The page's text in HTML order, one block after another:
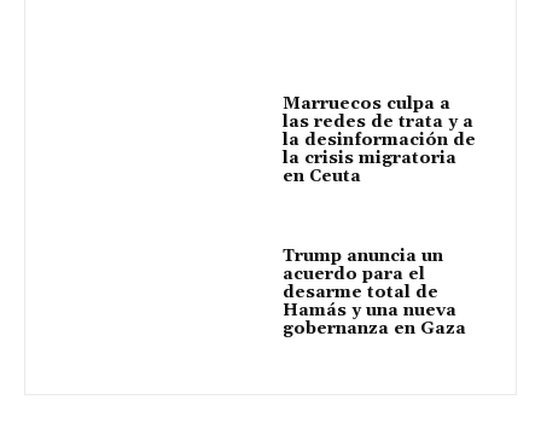
Marruecos culpa a
las redes de trata y a
la desinformación de
la crisis migratoria
en Ceuta
Trump anuncia un
acuerdo para el
desarme total de
Hamás y una nueva
gobernanza en Gaza